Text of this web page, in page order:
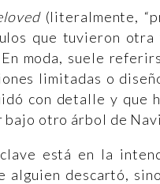
(literalmente,
que tuvieron otra
moda, suele
limitadas o
con detalle y que
otro árbol de
está en la
alguien descartó,